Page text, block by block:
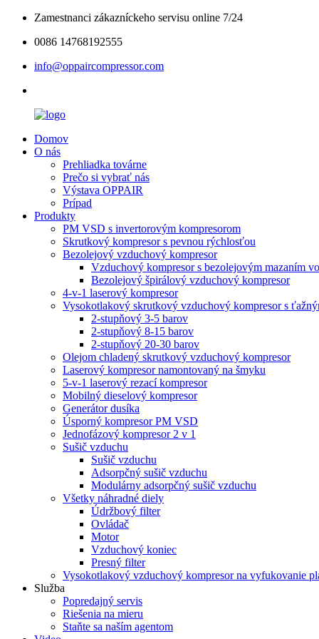
Zamestnanci zákazníckeho servisu online 7/24
0086 14768192555
info@oppaircompressor.com
Domov
O nás
Prehliadka továrne
Prečo si vybrať nás
Výstava OPPAIR
Prípad
Produkty
PM VSD s invertorovým kompresorom
Skrutkový kompresor s pevnou rýchlosťou
Bezolejový vzduchový kompresor
Vzduchový kompresor s bezolejovým mazaním
Bezolejový špirálový vzduchový kompresor
4-v-1 laserový kompresor
Vysokotlakový skrutkový vzduchový kompresor s
2-stupňový 3-5 barov
2-stupňový 8-15 barov
2-stupňový 20-30 barov
Olejom chladený skrutkový vzduchový kompresor
Laserový kompresor namontovaný na šmyku
5-v-1 laserový rezací kompresor
Mobilný dieselový kompresor
Generátor dusíka
Úsporný kompresor PM VSD
Jednofázový kompresor 2 v 1
Sušič vzduchu
Sušič vzduchu
Adsorpčný sušič vzduchu
Modulárny adsorpčný sušič vzduchu
Všetky náhradné diely
Údržbový filter
Ovládač
Motor
Vzduchový koniec
Presný filter
Vysokotlakový vzduchový kompresor na vyfukovanie
Služba
Popredajný servis
Riešenia na mieru
Staňte sa naším agentom